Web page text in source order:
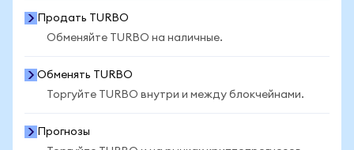
Продать TURBO
Обменяйте TURBO на наличные.
Обменять TURBO
Торгуйте TURBO внутри и между блокчейнами.
Прогнозы